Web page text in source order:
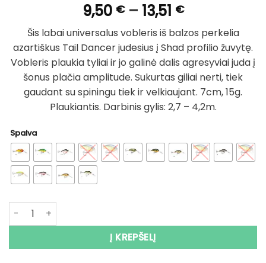
9,50 € – 13,51 €Price
range:
9,50 €
through
13,51 €
Šis labai universalus vobleris iš balzos perkelia
azartiškus Tail Dancer judesius į Shad profilio žuvytę.
Vobleris plaukia tyliai ir jo galinė dalis agresyviai juda į
šonus plačia amplitude. Sukurtas giliai nerti, tiek
gaudant su spiningu tiek ir velkiaujant. 7cm, 15g.
Plaukiantis. Darbinis gylis: 2,7 – 4,2m.
Spalva
produkto kiekis: Vobleris RAPALA Shad Dancer SDD07 7cm
Į KREPŠELĮ